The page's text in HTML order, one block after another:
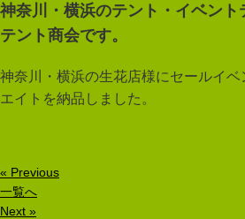
神奈川・横浜のテント・イベン
テント商会です。
神奈川・横浜の生花店様にセールイ
エイトを納品しました。
« Previous
一覧へ
Next »